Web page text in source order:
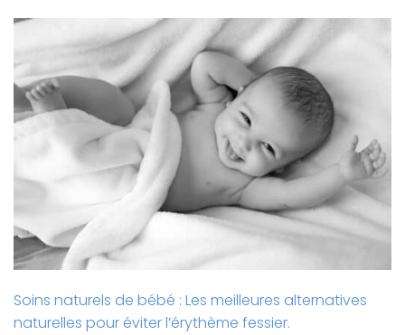
Soins naturels de bébé : Les meilleures alternatives
naturelles pour éviter l’érythème fessier.